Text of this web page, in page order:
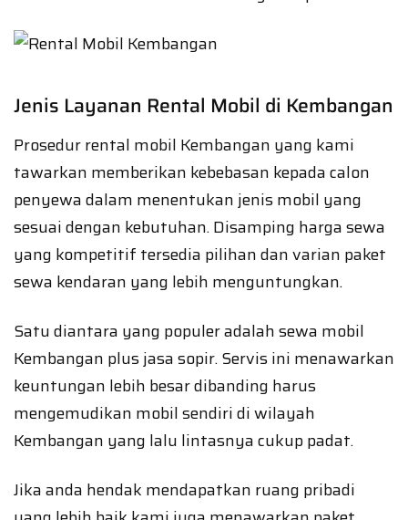
Jenis Layanan Rental Mobil di Kembangan
Prosedur rental mobil Kembangan yang kami
tawarkan memberikan kebebasan kepada calon
penyewa dalam menentukan jenis mobil yang
sesuai dengan kebutuhan. Disamping harga sewa
yang kompetitif tersedia pilihan dan varian paket
sewa kendaran yang lebih menguntungkan.
Satu diantara yang populer adalah sewa mobil
Kembangan plus jasa sopir. Servis ini menawarkan
keuntungan lebih besar dibanding harus
mengemudikan mobil sendiri di wilayah
Kembangan yang lalu lintasnya cukup padat.
Jika anda hendak mendapatkan ruang pribadi